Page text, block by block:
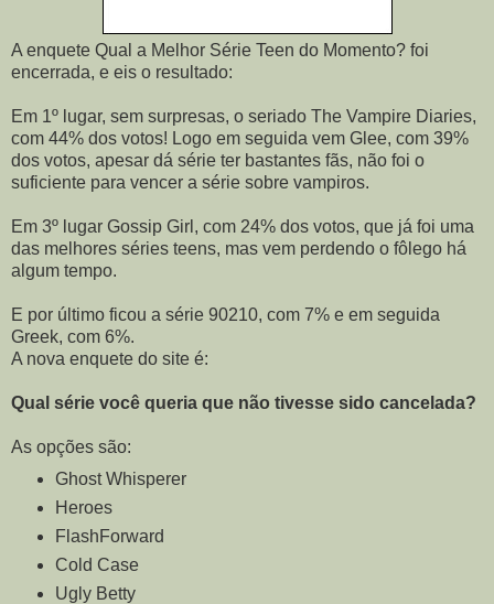
A enquete Qual a Melhor Série Teen do Momento? foi
encerrada, e eis o resultado:
Em 1º lugar, sem surpresas, o seriado The Vampire Diaries,
com 44% dos votos! Logo em seguida vem Glee, com 39%
dos votos, apesar dá série ter bastantes fãs, não foi o
suficiente para vencer a série sobre vampiros.
Em 3º lugar Gossip Girl, com 24% dos votos, que já foi uma
das melhores séries teens, mas vem perdendo o fôlego há
algum tempo.
E por último ficou a série 90210, com 7% e em seguida
Greek, com 6%.
A nova enquete do site é:
Qual série você queria que não tivesse sido cancelada?
As opções são:
Ghost Whisperer
Heroes
FlashForward
Cold Case
Ugly Betty